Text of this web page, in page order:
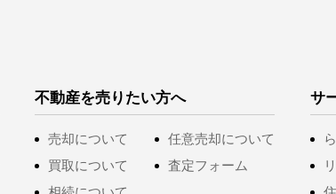
不動産を売りたい方へ
売却について
買取について
任意売却について
査定フォーム
サ